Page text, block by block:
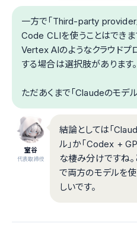
一方で「Third-party provider
Code CLIを使うことはでき
Vertex AIのようなクラウドプ
する場合は選択肢があります。
ただあくまで「Claudeのモデ
室谷
代表取締役
結論としては「
ル」か「Codex +
な棲み分けですね
で両方のモデルを
しいです。